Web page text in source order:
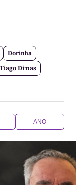
Dorinha
Tiago Dimas
ANO